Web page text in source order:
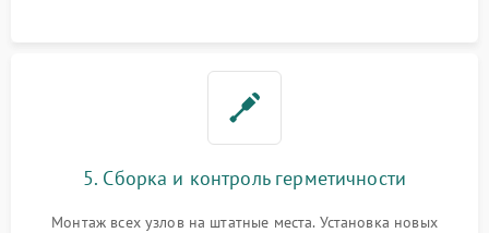
5. Сборка и контроль герметичности
Монтаж всех узлов на штатные места. Установка новых